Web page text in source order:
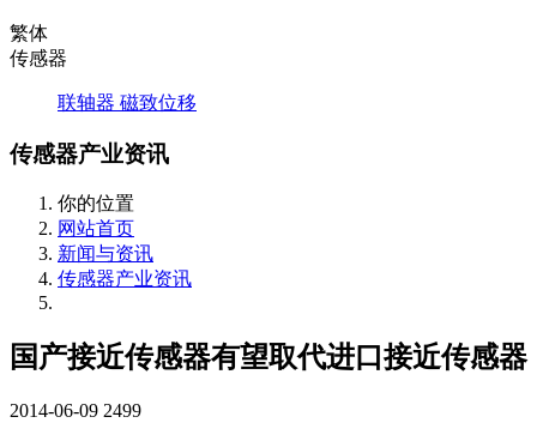
繁体
传感器
联轴器 磁致位移
传感器产业资讯
你的位置
网站首页
新闻与资讯
传感器产业资讯
国产接近传感器有望取代进口接近传感器
2014-06-09 2499